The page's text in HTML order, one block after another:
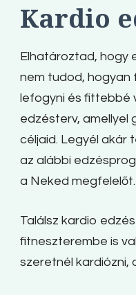
Kardio
Elhatároztad, hogy
nem tudod, hogyan
lefogyni és fittebbé
edzésterv, amellyel
céljaid. Legyél akár
az alábbi
a Neked megfelelőt.
Találsz kardio
fitneszterembe is
szeretnél kardiózni,